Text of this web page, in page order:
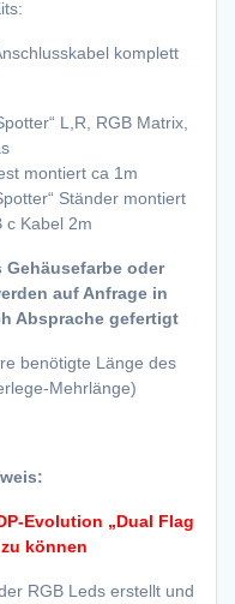
komplett
L,R, RGB Matrix,
montiert ca 1m
Ständer montiert
c Kabel 2m
oder
auf Anfrage in
Absprache gefertigt
benötigte Länge des
Mehrlänge)
Evolution „Dual Flag
können
RGB Leds erstellt und